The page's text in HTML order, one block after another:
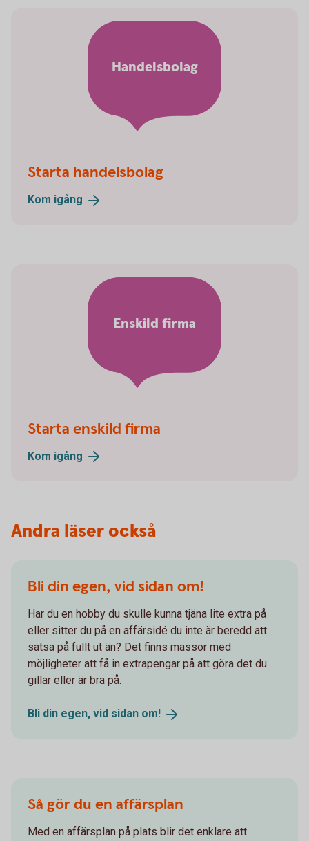
Handelsbolag
Starta handelsbolag
Kom igång
Enskild firma
Starta enskild firma
Kom igång
Andra läser också
Bli din egen, vid sidan om!
Har du en hobby du skulle kunna tjäna lite extra på
eller sitter du på en affärsidé du inte är beredd att
satsa på fullt ut än? Det finns massor med
möjligheter att få in extrapengar på att göra det du
gillar eller är bra på.
Bli din egen, vid sidan om!
Så gör du en affärsplan
Med en affärsplan på plats blir det enklare att